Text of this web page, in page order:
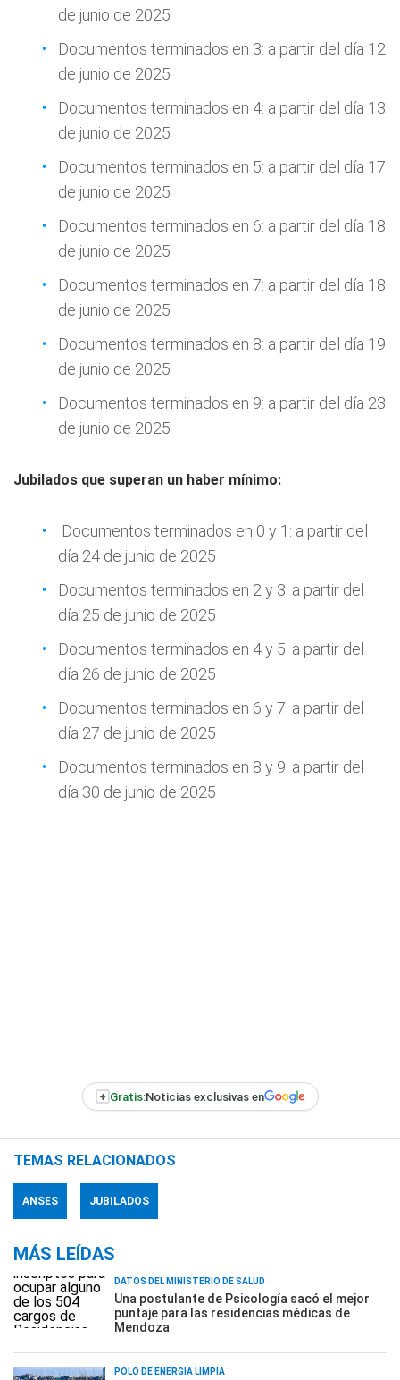
de junio de 2025
Documentos terminados en 3: a partir del día 12
de junio de 2025
Documentos terminados en 4: a partir del día 13
de junio de 2025
Documentos terminados en 5: a partir del día 17
de junio de 2025
Documentos terminados en 6: a partir del día 18
de junio de 2025
Documentos terminados en 7: a partir del día 18
de junio de 2025
Documentos terminados en 8: a partir del día 19
de junio de 2025
Documentos terminados en 9: a partir del día 23
de junio de 2025
Jubilados que superan un haber mínimo:
Documentos terminados en 0 y 1: a partir del
día 24 de junio de 2025
Documentos terminados en 2 y 3: a partir del
día 25 de junio de 2025
Documentos terminados en 4 y 5: a partir del
día 26 de junio de 2025
Documentos terminados en 6 y 7: a partir del
día 27 de junio de 2025
Documentos terminados en 8 y 9: a partir del
día 30 de junio de 2025
+ Gratis:Noticias exclusivas en
TEMAS RELACIONADOS
ANSES JUBILADOS
MÁS LEÍDAS
DATOS DEL MINISTERIO DE SALUD
Una postulante de Psicología sacó el mejor
puntaje para las residencias médicas de
Mendoza
POLO DE ENERGÍA LIMPIA